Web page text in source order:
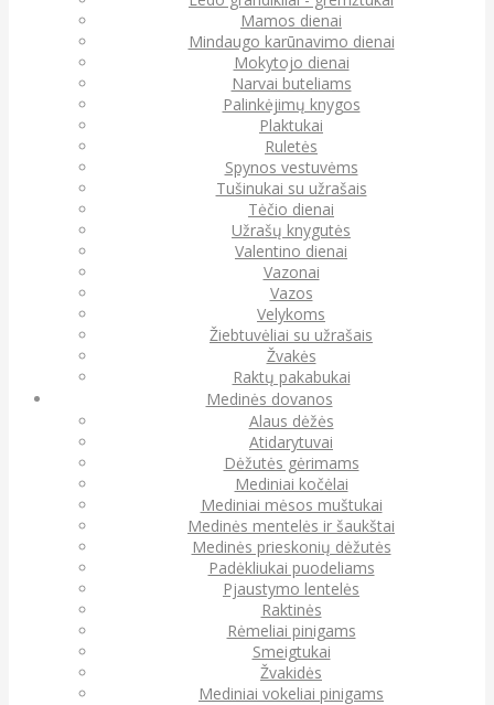
Mamos dienai
Mindaugo karūnavimo dienai
Mokytojo dienai
Narvai buteliams
Palinkėjimų knygos
Plaktukai
Ruletės
Spynos vestuvėms
Tušinukai su užrašais
Tėčio dienai
Užrašų knygutės
Valentino dienai
Vazonai
Vazos
Velykoms
Žiebtuvėliai su užrašais
Žvakės
Raktų pakabukai
Medinės dovanos
Alaus dėžės
Atidarytuvai
Dėžutės gėrimams
Mediniai kočėlai
Mediniai mėsos muštukai
Medinės mentelės ir šaukštai
Medinės prieskonių dėžutės
Padėkliukai puodeliams
Pjaustymo lentelės
Raktinės
Rėmeliai pinigams
Smeigtukai
Žvakidės
Mediniai vokeliai pinigams